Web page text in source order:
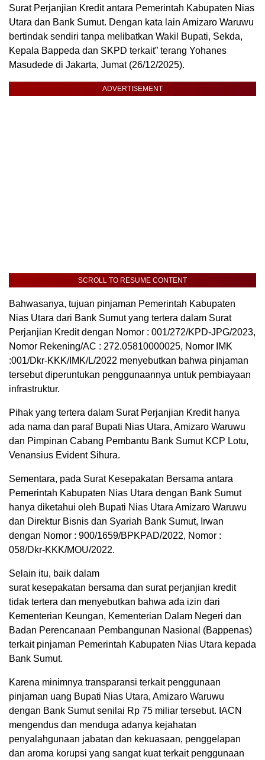
Surat Perjanjian Kredit antara Pemerintah Kabupaten Nias
Utara dan Bank Sumut. Dengan kata lain Amizaro Waruwu
bertindak sendiri tanpa melibatkan Wakil Bupati, Sekda,
Kepala Bappeda dan SKPD terkait” terang Yohanes
Masudede di Jakarta, Jumat (26/12/2025).
ADVERTISEMENT
SCROLL TO RESUME CONTENT
Bahwasanya, tujuan pinjaman Pemerintah Kabupaten
Nias Utara dari Bank Sumut yang tertera dalam Surat
Perjanjian Kredit dengan Nomor : 001/272/KPD-JPG/2023,
Nomor Rekening/AC : 272.05810000025, Nomor IMK
:001/Dkr-KKK/IMK/L/2022 menyebutkan bahwa pinjaman
tersebut diperuntukan penggunaannya untuk pembiayaan
infrastruktur.
Pihak yang tertera dalam Surat Perjanjian Kredit hanya
ada nama dan paraf Bupati Nias Utara, Amizaro Waruwu
dan Pimpinan Cabang Pembantu Bank Sumut KCP Lotu,
Venansius Evident Sihura.
Sementara, pada Surat Kesepakatan Bersama antara
Pemerintah Kabupaten Nias Utara dengan Bank Sumut
hanya diketahui oleh Bupati Nias Utara Amizaro Waruwu
dan Direktur Bisnis dan Syariah Bank Sumut, Irwan
dengan Nomor : 900/1659/BPKPAD/2022, Nomor :
058/Dkr-KKK/MOU/2022.
Selain itu, baik dalam
surat kesepakatan bersama dan surat perjanjian kredit
tidak tertera dan menyebutkan bahwa ada izin dari
Kementerian Keungan, Kementerian Dalam Negeri dan
Badan Perencanaan Pembangunan Nasional (Bappenas)
terkait pinjaman Pemerintah Kabupaten Nias Utara kepada
Bank Sumut.
Karena minimnya transparansi terkait penggunaan
pinjaman uang Bupati Nias Utara, Amizaro Waruwu
dengan Bank Sumut senilai Rp 75 miliar tersebut. IACN
mengendus dan menduga adanya kejahatan
penyalahgunaan jabatan dan kekuasaan, penggelapan
dan aroma korupsi yang sangat kuat terkait penggunaan